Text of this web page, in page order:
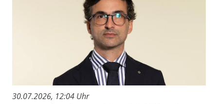
30.07.2026, 12:04 Uhr